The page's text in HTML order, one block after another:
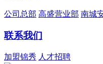
公司总部 高盛营业部 南城
联系我们
加盟锦秀 人才招聘